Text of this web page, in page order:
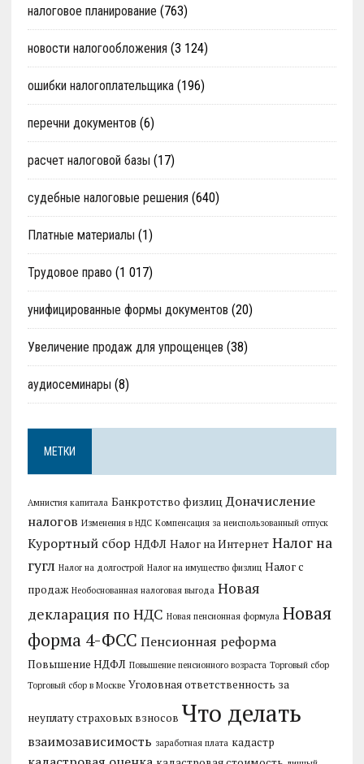
налоговое планирование (763)
новости налогообложения (3 124)
ошибки налогоплательщика(196)
перечни документов (6)
расчет налоговой базы (17)
судебные налоговые решения (640)
Платные материалы (1)
Трудовое право (1 017)
унифицированные формы документов (20)
Увеличение продаж для упрощенцев (38)
аудиосеминары (8)
МЕТКИ
Амнистия капитала Банкротство физлиц Доначисление
налогов Изменения в НДС Компенсация за неиспользованный отпуск
Курортный сбор НДФЛ Налог на Интернет Налог на
гугл Налог на долгострой Налог на имущество физлиц Налог с
продаж Необоснованная налоговая выгода Новая
декларация по НДС Новая пенсионная формула Новая
форма 4-ФСС Пенсионная реформа
Повышение НДФЛ Повышение пенсионного возраста Торговый сбор
Торговый сбор в Москве Уголовная ответственность за
неуплату страховых взносов Что делать
взаимозависимость заработная плата кадастр